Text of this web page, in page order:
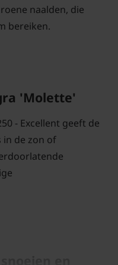
naalden, die
bereiken.
'Molette'
- Excellent geeft de
in de zon of